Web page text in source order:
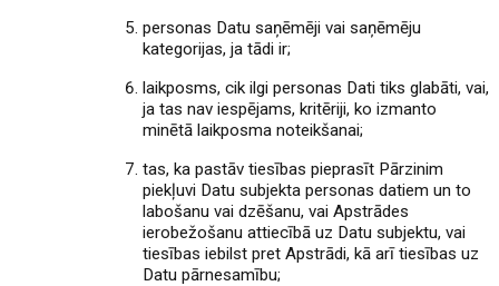
personas Datu saņēmēji vai saņēmēju
kategorijas, ja tādi ir;
laikposms, cik ilgi personas Dati tiks glabāti, vai,
ja tas nav iespējams, kritēriji, ko izmanto
minētā laikposma noteikšanai;
tas, ka pastāv tiesības pieprasīt Pārzinim
piekļuvi Datu subjekta personas datiem un to
labošanu vai dzēšanu, vai Apstrādes
ierobežošanu attiecībā uz Datu subjektu, vai
tiesības iebilst pret Apstrādi, kā arī tiesības uz
Datu pārnesamību;